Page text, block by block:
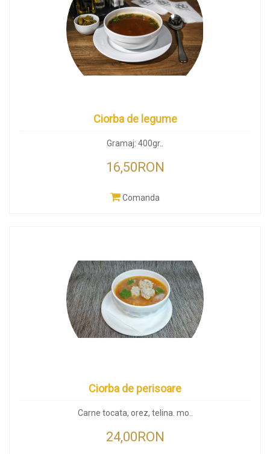
Ciorba de legume
Gramaj: 400gr..
16,50RON
Comanda
Ciorba de perisoare
Carne tocata, orez, telina. mo..
24,00RON